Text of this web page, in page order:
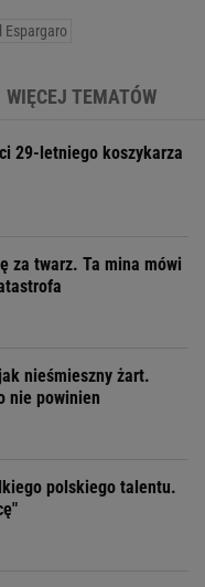
Espargaro
WIĘCEJ TEMATÓW
29-letniego koszykarza
za twarz. Ta mina mówi
nieśmieszny żart.
nie powinien
polskiego talentu.